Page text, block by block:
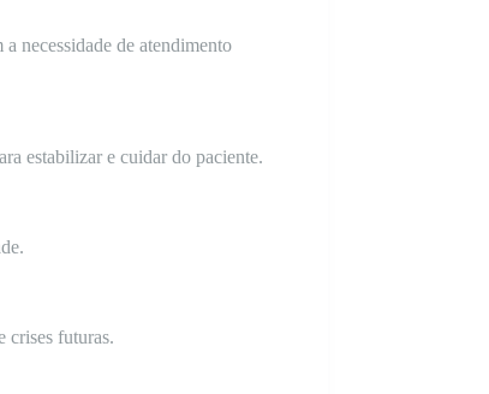
necessidade de atendimento
estabilizar e cuidar do paciente.
crises futuras.